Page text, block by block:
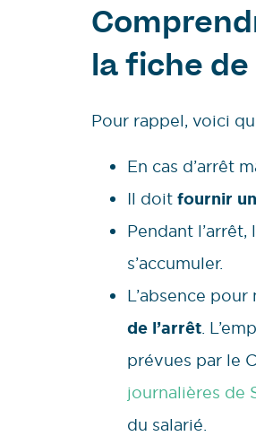
la fiche de
Pour rappel, voici
En cas d’arrêt
Il doit fournir
Pendant l’arrêt,
s’accumuler.
L’absence
de l’arrêt.
prévues par le
journalières de
du salarié.